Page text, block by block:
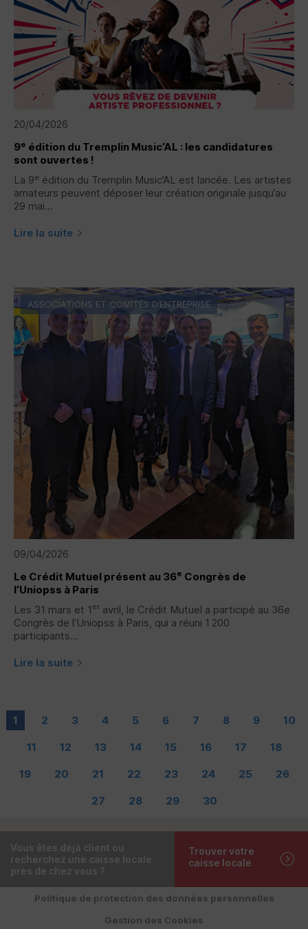
20/04/2026
9e édition du Tremplin Music’AL : les candidatures
sont ouvertes !
La 9e édition du Tremplin Music’AL est lancée. Les artistes
amateurs peuvent déposer leur création originale jusqu’au
29 mai...
Lire la suite
09/04/2026
Le Crédit Mutuel présent au 36e Congrès de
l’Uniopss à Paris
Les 31 mars et 1 er avril, le Crédit Mutuel a participé au 36e
Congrès de l’Uniopss à Paris, qui a réuni 1 200
participants...
Lire la suite
ASSOCIATIONS ET COMITÉS D’ENTREPRISE
1 2 3 4 5 6 7 8 9 10
11 12 13 14 15 16 17 18
19 20 21 22 23 24 25 26
27 28 29 30
Vous êtes déjà client ou
recherchez une caisse locale
près de chez vous ?
Trouver votre
caisse locale
Politique de protection des données personnelles
Gestion des Cookies